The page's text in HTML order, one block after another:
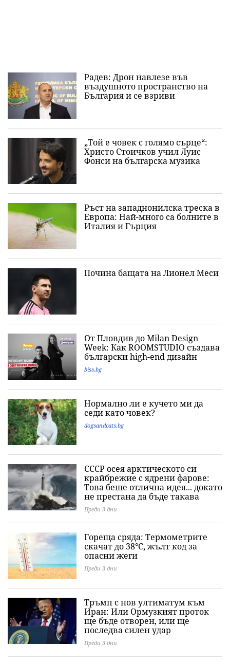
Радев: Дрон навлезе във
въздушното пространство на
България и се взриви
„Той е човек с голямо сърце“:
Христо Стоичков учил Луис
Фонси на българска музика
Ръст на западнонилска треска в
Европа: Най-много са болните в
Италия и Гърция
Почина бащата на Лионел Меси
От Пловдив до Milan Design
Week: Как ROOMSTUDIO създава
български high-end дизайн
biss.bg
Нормално ли е кучето ми да
седи като човек?
dogsandcats.bg
СССР осея арктическото си
крайбрежие с ядрени фарове:
Това беше отлична идея... докато
не престана да бъде такава
Преди 3 дни
Гореща сряда: Термометрите
скачат до 38°C, жълт код за
опасни жеги
Преди 3 дни
Тръмп с нов ултиматум към
Иран: Или Ормузкият проток
ще бъде отворен, или ще
последва силен удар
Преди 3 дни